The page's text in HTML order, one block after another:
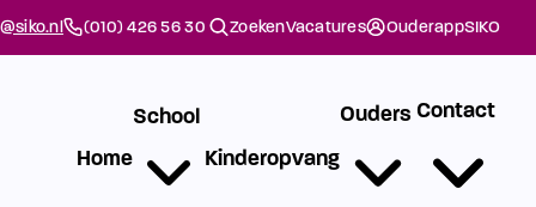
(010) 426 56 30 ZoekenVacatures OuderappSIKO
Home
School
Kinderopvang
Ouders Contact